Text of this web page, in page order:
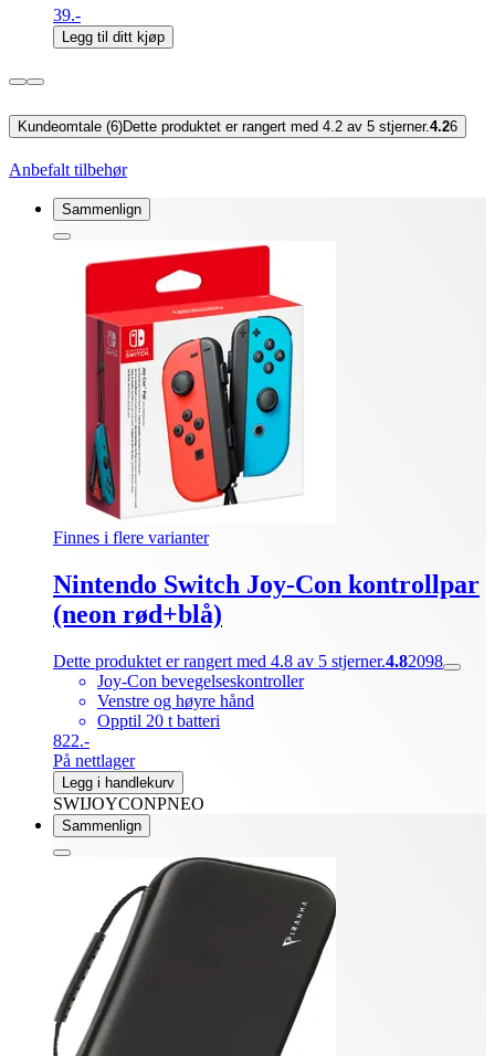
39.-
Legg til ditt kjøp
Kundeomtale (6)Dette produktet er rangert med 4.2 av 5 stjerner.4.26
Anbefalt tilbehør
Sammenlign
Finnes i flere varianter
Nintendo Switch Joy-Con kontrollpar
(neon rød+blå)
Dette produktet er rangert med 4.8 av 5 stjerner.4.82098
Joy-Con bevegelseskontroller
Venstre og høyre hånd
Opptil 20 t batteri
822.-
På nettlager
Legg i handlekurv
SWIJOYCONPNEO
Sammenlign